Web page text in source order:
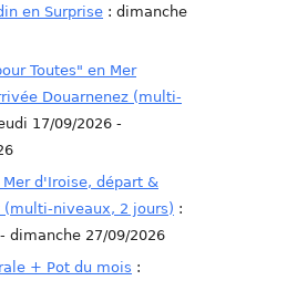
en Surprise : dimanche
Toutes" en Mer
Douarnenez (multi-
17/09/2026 -
d'Iroise, départ &
(multi-niveaux, 2 jours) :
dimanche 27/09/2026
+ Pot du mois :